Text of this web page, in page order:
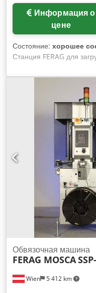
цене
Состояние: хорошее
Станция FERAG для
включая двигатель
выпуска 2010 Dodov
Wien 5 412 km
Обвязочная машина
FERAG MOSCA